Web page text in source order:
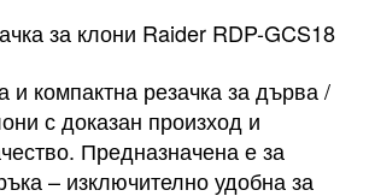
за клони Raider RDP-GCS18
компактна резачка за дърва /
с доказан произход и
Предназначена е за
– изключително удобна за